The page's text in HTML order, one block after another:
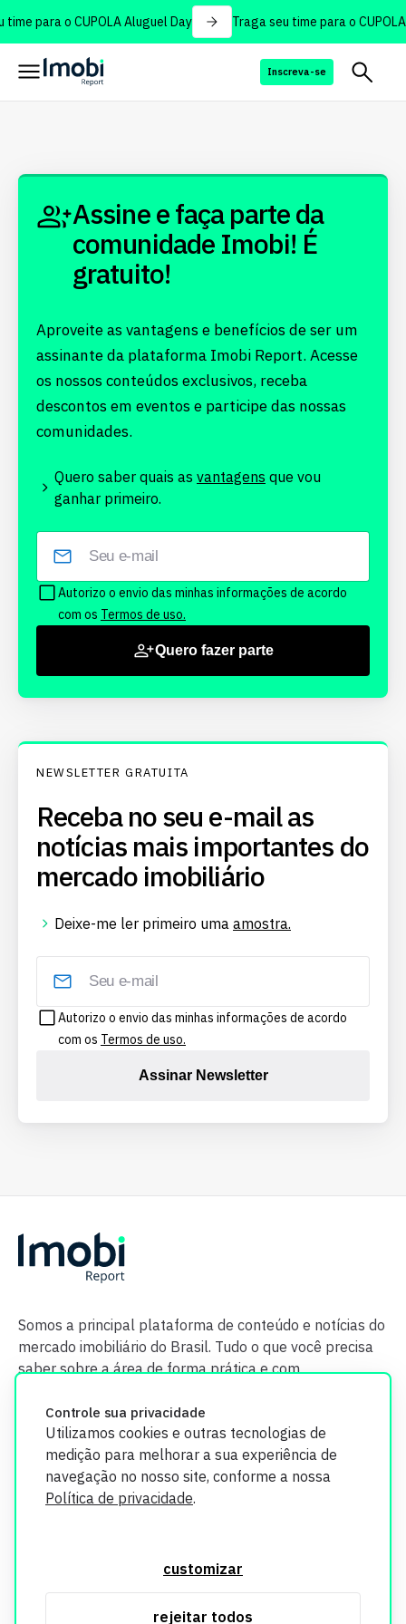
para o CUPOLA Aluguel Day Traga seu time para o
Inscreva-se
Controle sua privacidade
Utilizamos cookies e outras tecnologias de
medição para melhorar a sua experiência de
navegação no nosso site, conforme a nossa
Política de privacidade.
customizar
rejeitar todos
Assine e faça parte da
comunidade Imobi! É
gratuito!
Aproveite as vantagens e benefícios de ser um
assinante da plataforma Imobi Report. Acesse
os nossos conteúdos exclusivos, receba
descontos em eventos e participe das nossas
comunidades.
Quero saber quais as vantagens que vou
ganhar primeiro.
Autorizo o envio das minhas informações de acordo
com os Termos de uso.
Quero fazer parte
NEWSLETTER GRATUITA
Receba no seu e-mail as
notícias mais importantes do
mercado imobiliário
Deixe-me ler primeiro uma amostra.
Autorizo o envio das minhas informações de acordo
com os Termos de uso.
Assinar Newsletter
Somos a principal plataforma de conteúdo e notícias do
mercado imobiliário do Brasil. Tudo o que você precisa
saber sobre a área de forma prática e com
segurança. Todos os dados coletados em nosso site são
utilizados exclusivamente para fins de aprimoramento de
informações, consulte nossa Política de Privacidade.